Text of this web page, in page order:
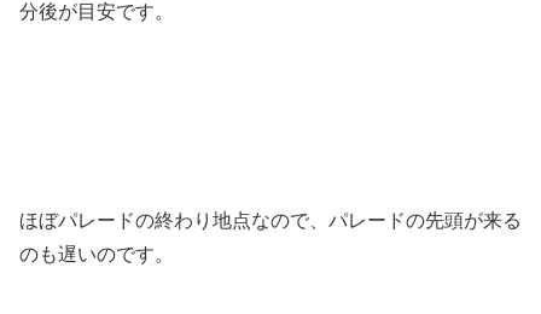
分後が目安です。
ほぼパレードの終わり地点なので、パレードの先頭が来る
のも遅いのです。